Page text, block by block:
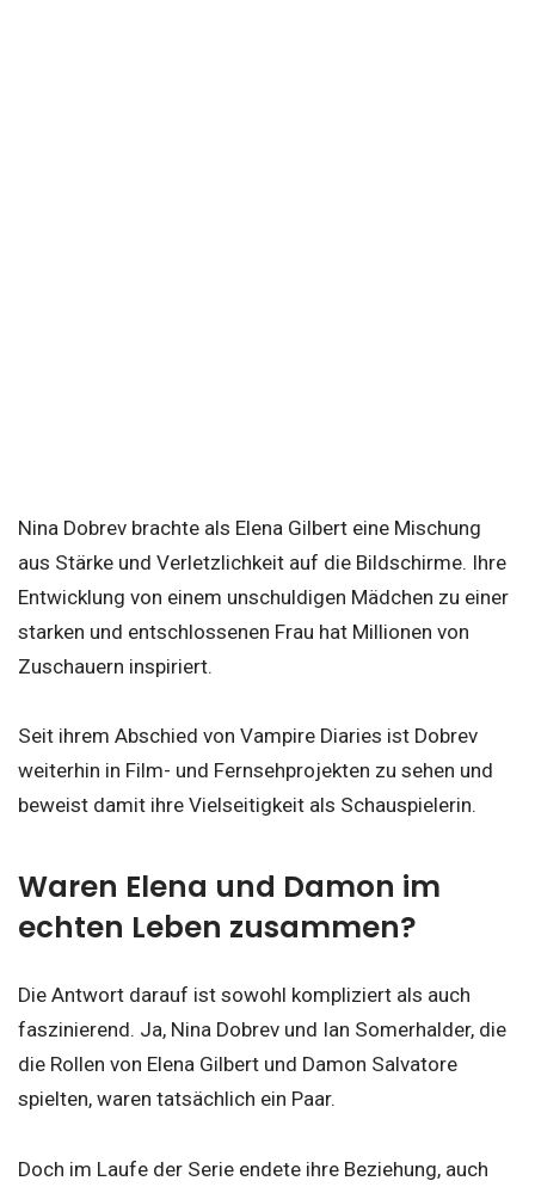
Nina Dobrev brachte als Elena Gilbert eine Mischung
aus Stärke und Verletzlichkeit auf die Bildschirme. Ihre
Entwicklung von einem unschuldigen Mädchen zu einer
starken und entschlossenen Frau hat Millionen von
Zuschauern inspiriert.
Seit ihrem Abschied von Vampire Diaries ist Dobrev
weiterhin in Film- und Fernsehprojekten zu sehen und
beweist damit ihre Vielseitigkeit als Schauspielerin.
Waren Elena und Damon im
echten Leben zusammen?
Die Antwort darauf ist sowohl kompliziert als auch
faszinierend. Ja, Nina Dobrev und Ian Somerhalder, die
die Rollen von Elena Gilbert und Damon Salvatore
spielten, waren tatsächlich ein Paar.
Doch im Laufe der Serie endete ihre Beziehung, auch